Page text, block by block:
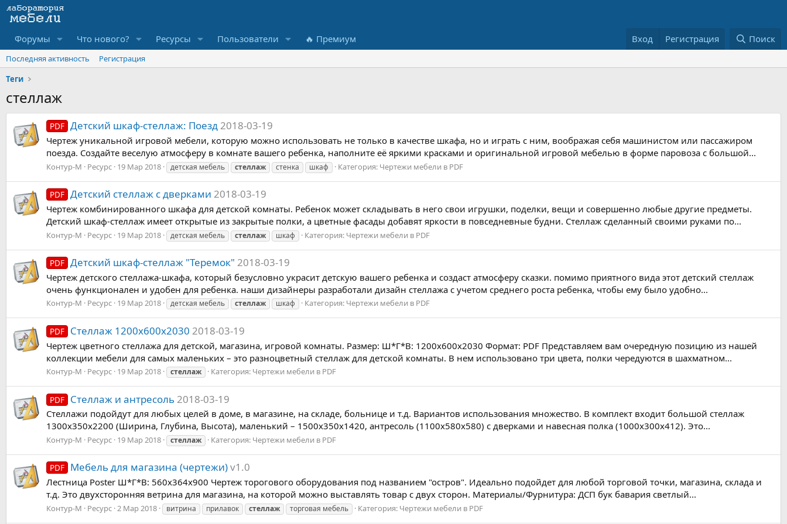
Форумы Что нового? Ресурсы Пользователи 🔥 Премиум Вход Регистрация Поиск
Последняя активность
Регистрация
Теги
стеллаж
PDF Детский шкаф-стеллаж: Поезд 2018-03-19
Чертеж уникальной игровой мебели, которую можно использовать не только в качестве шкафа, но и играть с ним, воображая себя машинистом или пассажиром
поезда. Создайте веселую атмосферу в комнате вашего ребенка, наполните её яркими красками и оригинальной игровой мебелью в форме паровоза с большой...
Контур-М Ресурс 19 Мар 2018 детская мебель стеллаж стенка шкаф Категория: Чертежи мебели в PDF
PDF Детский стеллаж с дверками 2018-03-19
Чертеж комбинированного шкафа для детской комнаты. Ребенок может складывать в него свои игрушки, поделки, вещи и совершенно любые другие предметы.
Детский шкаф-стеллаж имеет открытые из закрытые полки, а цветные фасады добавят яркости в повседневные будни. Стеллаж сделанный своими руками по...
Контур-М Ресурс 19 Мар 2018 детская мебель стеллаж шкаф Категория: Чертежи мебели в PDF
PDF Детский шкаф-стеллаж "Теремок" 2018-03-19
Чертеж детского стеллажа-шкафа, который безусловно украсит детскую вашего ребенка и создаст атмосферу сказки. помимо приятного вида этот детский стеллаж
очень функционален и удобен для ребенка. наши дизайнеры разработали дизайн стеллажа с учетом среднего роста ребенка, чтобы ему было удобно...
Контур-М Ресурс 19 Мар 2018 детская мебель стеллаж шкаф Категория: Чертежи мебели в PDF
PDF Стеллаж 1200х600х2030 2018-03-19
Чертеж цветного стеллажа для детской, магазина, игровой комнаты. Размер: Ш*Г*В: 1200х600х2030 Формат: PDF Представляем вам очередную позицию из нашей
коллекции мебели для самых маленьких – это разноцветный стеллаж для детской комнаты. В нем использовано три цвета, полки чередуются в шахматном...
Контур-М Ресурс 19 Мар 2018 стеллаж Категория: Чертежи мебели в PDF
PDF Стеллаж и антресоль 2018-03-19
Стеллажи подойдут для любых целей в доме, в магазине, на складе, больнице и т.д. Вариантов использования множество. В комплект входит большой стеллаж
1300х350х2200 (Ширина, Глубина, Высота), маленький – 1500х350х1420, антресоль (1100х580х580) с дверками и навесная полка (1000х300х412). Это...
Контур-М Ресурс 19 Мар 2018 стеллаж Категория: Чертежи мебели в PDF
PDF Мебель для магазина (чертежи)v1.0
Лестница Poster Ш*Г*В: 560x364x900 Чертеж торогового оборудования под названием "остров". Идеально подойдет для любой торговой точки, магазина, склада и
т.д. Это двухсторонняя ветрина для магазина, на которой можно выставлять товар с двух сторон. Материалы/Фурнитура: ДСП бук бавария светлый...
Контур-М Ресурс 2 Мар 2018 витрина прилавок стеллаж торговая мебель Категория: Чертежи мебели в PDF